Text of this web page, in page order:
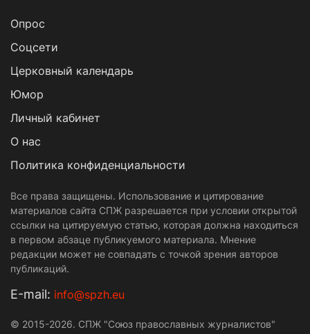
Опрос
Cоцсети
Церковный календарь
Юмор
Личный кабинет
О нас
Политика конфиденциальности
Все права защищены. Использование и цитирование
материалов сайта СПЖ разрешается при условии открытой
ссылки на цитируемую статью, которая должна находиться
в первом абзаце публикуемого материала. Мнение
редакции может не совпадать с точкой зрения авторов
публикаций.
Е-mail: info@spzh.eu
© 2015-2026. СПЖ "Союз православных журналистов"